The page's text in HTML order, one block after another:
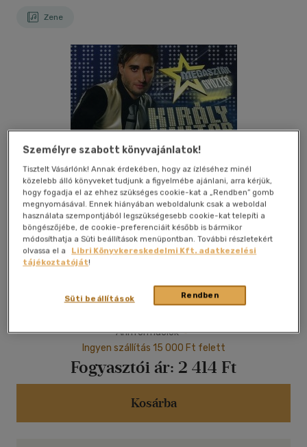
Zene
Kívánságlistához adom Megosztom
magyar nyelvű
Árinformációk
Ingyen szállítás 15 000 Ft felett
Fogyasztói ár: 2 414 Ft
Kosárba
Személyre szabott könyvajánlatok!
Tisztelt Vásárlónk! Annak érdekében, hogy az ízléséhez minél
közelebb álló könyveket tudjunk a figyelmébe ajánlani, arra kérjük,
hogy fogadja el az ehhez szükséges cookie-kat a „Rendben” gomb
megnyomásával. Ennek hiányában weboldalunk csak a weboldal
használata szempontjából legszükségesebb cookie-kat telepíti a
böngészőjébe, de cookie-preferenciáit később is bármikor
módosíthatja a Süti beállítások menüpontban. További részletekért
olvassa el a
Libri Könyvkereskedelmi Kft. adatkezelési
tájékoztatóját!
Rendben
Süti beállítások